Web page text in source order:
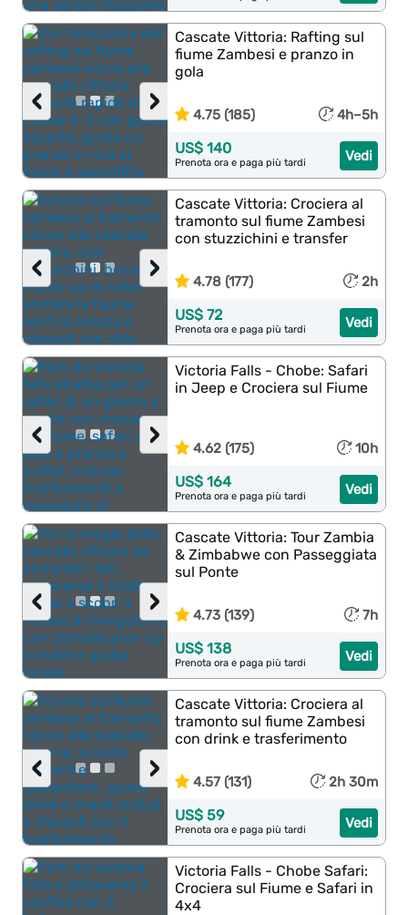
›
‹
Cascate Vittoria: Rafting sul
fiume Zambesi e pranzo in
gola
4.75 (185) 4h–5h
Vedi
US$ 140
Prenota ora e paga più tardi
›
‹
Cascate Vittoria: Crociera al
tramonto sul fiume Zambesi
con stuzzichini e transfer
4.78 (177) 2h
Vedi
US$ 72
Prenota ora e paga più tardi
›
‹
Victoria Falls - Chobe: Safari
in Jeep e Crociera sul Fiume
4.62 (175) 10h
Vedi
US$ 164
Prenota ora e paga più tardi
›
‹
Cascate Vittoria: Tour Zambia
& Zimbabwe con Passeggiata
sul Ponte
4.73 (139) 7h
Vedi
US$ 138
Prenota ora e paga più tardi
›
‹
Cascate Vittoria: Crociera al
tramonto sul fiume Zambesi
con drink e trasferimento
4.57 (131) 2h 30m
Vedi
US$ 59
Prenota ora e paga più tardi
Victoria Falls - Chobe Safari:
Crociera sul Fiume e Safari in
4x4